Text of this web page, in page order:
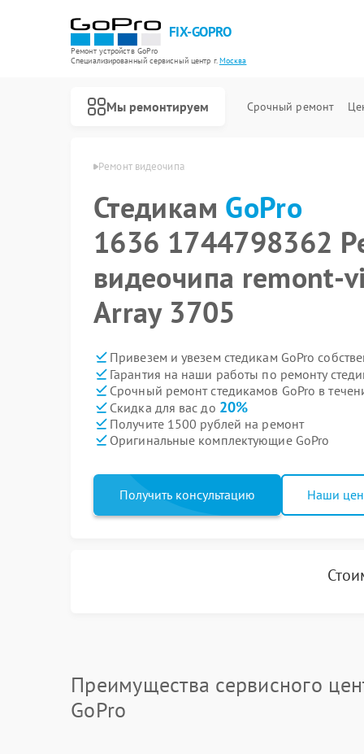
FIX-GOPRO
Ремонт устройств GoPro
Специализированный cервисный центр г.Москва
Мы ремонтируем Срочный ремонт
Стедикам GoPro Ремонт видеочипа
Стедикам GoPro
1636 1744798362
видеочипа remont-
Array 3705
Привезем и увезем стедикам GoPro
Гарантия на наши работы по ремонту
Срочный ремонт стедикамов GoPro в
Скидка для вас до 20%
Получите 1500 рублей на ремонт
Оригинальные комплектующие GoPro
Получить консультацию Наши
Преимущества сервисного
GoPro